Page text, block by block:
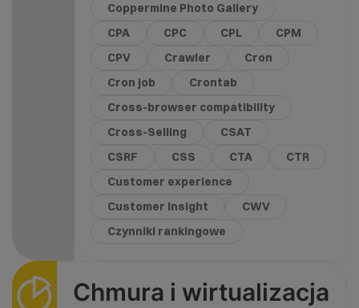
Coppermine Photo Gallery
CPA
CPC CPL
CPM
CPV
Crawler
Cron
Cron job
Crontab
Cross-browser compatibility
Cross-Selling
CSAT
CSRF
CSS CTA
CTR
Customer experience
Customer Insight
CWV
Czynniki rankingowe
Chmura i wirtualizacja